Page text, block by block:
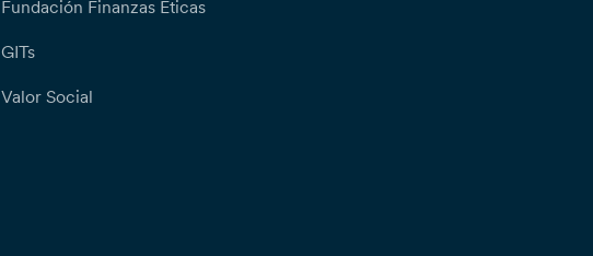
Fundación Finanzas Éticas
GITs
Valor Social